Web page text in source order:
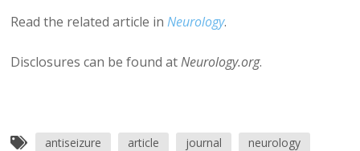
Read the related article inNeurology.
Disclosures can be found atNeurology.org.
antiseizure article journal
neurology